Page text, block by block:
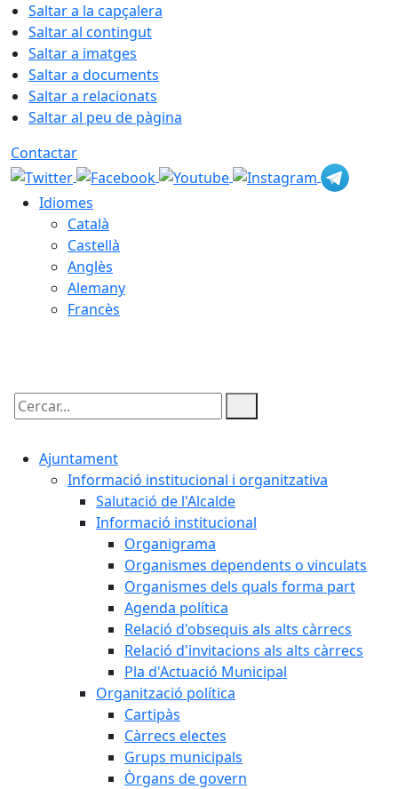
Saltar a la capçalera
Saltar al contingut
Saltar a imatges
Saltar a documents
Saltar a relacionats
Saltar al peu de pàgina
Contactar
Idiomes
Català
Castellà
Anglès
Alemany
Francès
Cercar:
Ajuntament
Informació institucional i organitzativa
Salutació de l'Alcalde
Informació institucional
Organigrama
Organismes dependents o vinculats
Organismes dels quals forma part
Agenda política
Relació d'obsequis als alts càrrecs
Relació d'invitacions als alts càrrecs
Pla d'Actuació Municipal
Organització política
Cartipàs
Càrrecs electes
Grups municipals
Òrgans de govern